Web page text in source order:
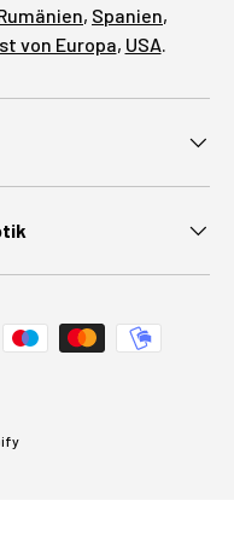
, Spanien,
von Europa, USA.